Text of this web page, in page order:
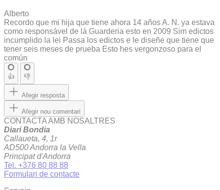
Alberto
Recordo que mi hija que tiene ahora 14 años A. N. ya estava
como responsável de lá Guarderia esto en 2009 Sim edictos
incumplido la lei Passa los edictos e le diseñe que tiene que
tener seis meses de prueba Esto hes vergonzoso para el
común
👍 👎
Afegir resposta
Afegir nou comentari
CONTACTA AMB NOSALTRES
Diari Bondia
Callaueta, 4, 1r
AD500 Andorra la Vella
Principat d'Andorra
Tel. +376 80 88 88
Formulari de contacte